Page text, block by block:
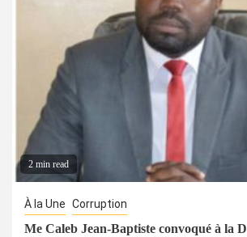
2 min read
À la Une Corruption
Me Caleb Jean-Baptiste convoqué à la